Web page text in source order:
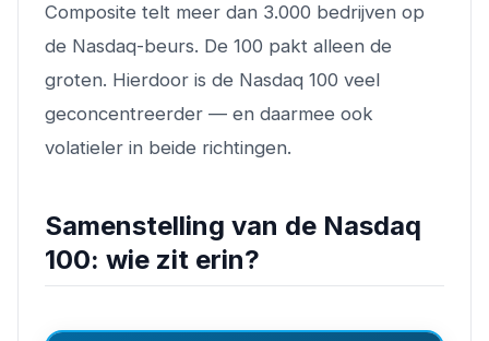
Composite telt meer dan 3.000 bedrijven op
de Nasdaq-beurs. De 100 pakt alleen de
groten. Hierdoor is de Nasdaq 100 veel
geconcentreerder — en daarmee ook
volatieler in beide richtingen.
Samenstelling van de Nasdaq
100: wie zit erin?